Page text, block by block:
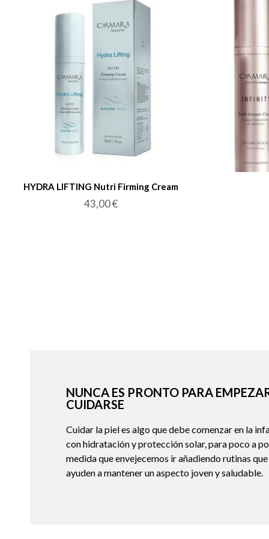
HYDRA LIFTING Nutri Firming Cream
43,00€
NUNCA ES PRONTO PARA
CUIDARSE
Cuidar la piel es algo que debe comenzar en la
con hidratación y protección solar, para poco a
medida que envejecemos ir añadiendo rutinas
ayuden a mantener un aspecto joven y saludable.